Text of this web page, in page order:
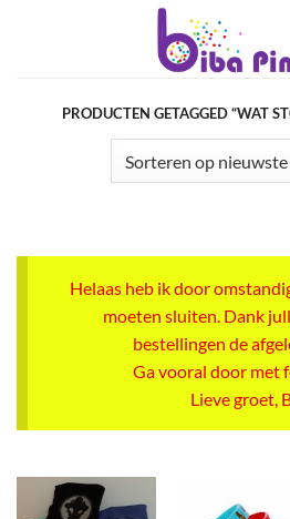
PRODUCTEN GETAGGED “WAT
Helaas heb ik door
moeten sluiten. Dank
bestellingen de
Ga vooral door met
Lieve groet,